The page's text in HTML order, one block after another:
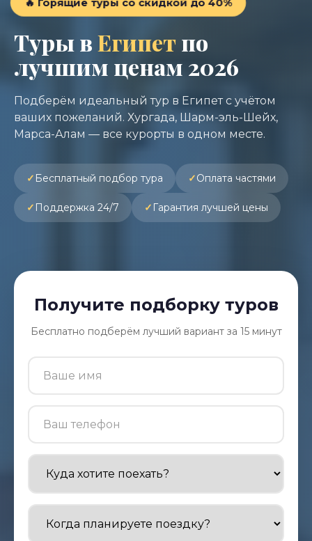
Туры вЕгипетпо
лучшим ценам 2026
Подберём идеальный тур в Египет с учётом
ваших пожеланий. Хургада, Шарм-эль-Шейх,
Марса-Алам — все курорты в одном месте.
Бесплатный подбор тура Оплата частями
Поддержка 24/7 Гарантия лучшей цены
Получите подборку туров
Бесплатно подберём лучший вариант за 15 минут